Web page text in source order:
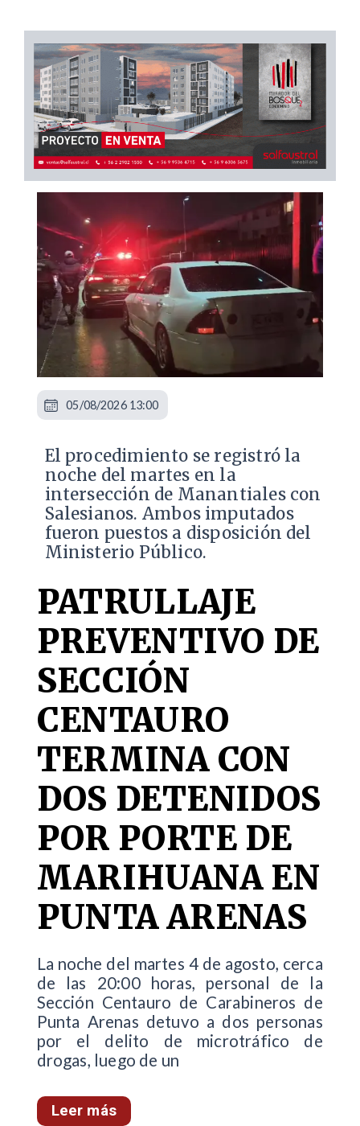
​El procedimiento se registró la
noche del martes en la
intersección de Manantiales con
Salesianos. Ambos imputados
fueron puestos a disposición del
Ministerio Público.
PATRULLAJE
PREVENTIVO DE
SECCIÓN
CENTAURO
TERMINA CON
DOS DETENIDOS
POR PORTE DE
MARIHUANA EN
PUNTA ARENAS
La noche del martes 4 de agosto, cerca
de las 20:00 horas, personal de la
Sección Centauro de Carabineros de
Punta Arenas detuvo a dos personas
por el delito de microtráfico de
drogas, luego de un
Leer más
05/08/2026 13:00